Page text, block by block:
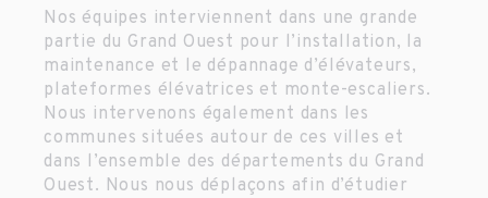
Nos équipes interviennent dans une grande
partie du Grand Ouest pour l’installation, la
maintenance et le dépannage d’élévateurs,
plateformes élévatrices et monte-escaliers.
Nous intervenons également dans les
communes situées autour de ces villes et
dans l’ensemble des départements du Grand
Ouest. Nous nous déplaçons afin d’étudier